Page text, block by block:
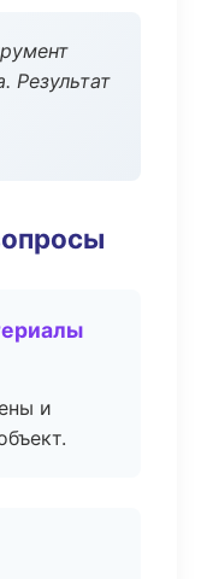
Результат
и